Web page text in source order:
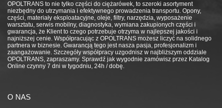
OPOLTRANS to nie tylko części do ciężarówek, to szeroki asortyment
niezbędny do utrzymania i efektywnego prowadzenia transportu. Opony,
części, materiały eksploatacyjne, oleje, filtry, narzędzia, wyposażenie
warsztatu, serwis mobilny, diagnostyka, wymiana zakupionych części i
gwarancja, że Klient to czego potrzebuje otrzyma w najlepszej jakości i
najniższej cenie. Współpracując z OPOLTRANS możesz liczyć na solidnego
partnera w biznesie. Gwarancją tego jest nasza pasja, profesjonalizm i
zaangażowanie. Szczegóły współpracy uzgodnisz w najbliższym oddziale
OPOLTRANS, zapraszamy. Sprawdź jak wygodnie zamówisz przez Katalog
Online czynny 7 dni w tygodniu, 24h / dobę.
O NAS